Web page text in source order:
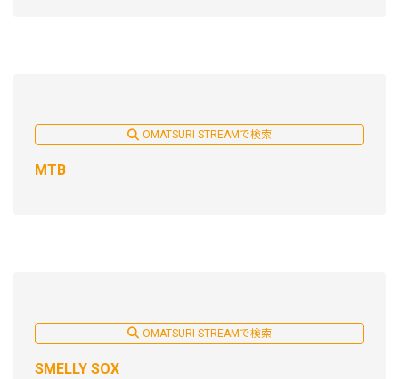
OMATSURI STREAMで検索
MTB
OMATSURI STREAMで検索
SMELLY SOX